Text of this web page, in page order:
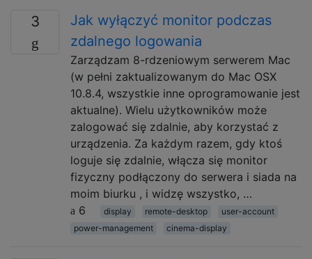
3
Jak wyłączyć monitor podczas
zdalnego logowania
Zarządzam 8-rdzeniowym serwerem Mac
(w pełni zaktualizowanym do Mac OSX
10.8.4, wszystkie inne oprogramowanie jest
aktualne). Wielu użytkowników może
zalogować się zdalnie, aby korzystać z
urządzenia. Za każdym razem, gdy ktoś
loguje się zdalnie, włącza się monitor
fizyczny podłączony do serwera i siada na
moim biurku , i widzę wszystko, …
6
display remote-desktop
user-account
power-management
cinema-display